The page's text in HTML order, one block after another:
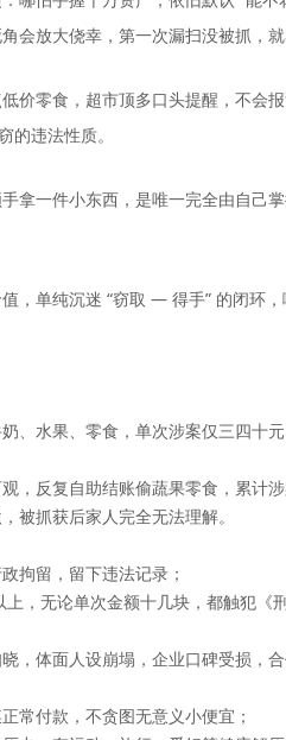
放大侥幸，第一次漏扫没被抓，
价零食，超市顶多口头提醒，不会
的违法性质。
拿一件小东西，是唯一完全由自己
，单纯沉迷 “窃取 — 得手” 的闭环
、水果、零食，单次涉案仅三四十
，反复自助结账偷蔬果零食，累计
被抓获后家人完全无法理解。
拘留，留下违法记录；
，无论单次金额十几块，都触犯《
体面人设崩塌，企业口碑受损，合
常付款，不贪图无意义小便宜；